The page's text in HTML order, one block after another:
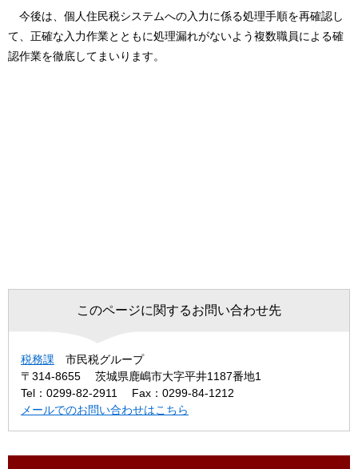
今後は、個人住民税システムへの入力に係る処理手順を再確認し
て、正確な入力作業とともに処理漏れがないよう複数職員による確
認作業を徹底してまいります。
このページに関するお問い合わせ先
税務課
市民税グループ
〒314-8655
茨城県鹿嶋市大字平井1187番地1
Tel：0299-82-2911
Fax：0299-84-1212
メールでのお問い合わせはこちら